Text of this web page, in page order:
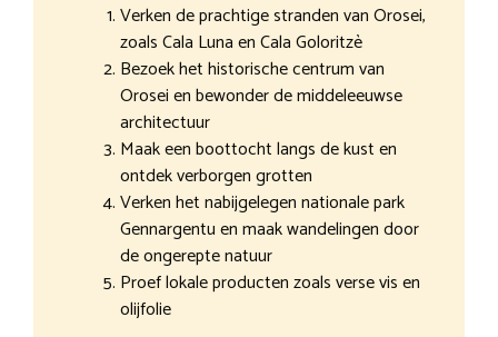
Verken de prachtige stranden van Orosei,
zoals Cala Luna en Cala Goloritzè
Bezoek het historische centrum van
Orosei en bewonder de middeleeuwse
architectuur
Maak een boottocht langs de kust en
ontdek verborgen grotten
Verken het nabijgelegen nationale park
Gennargentu en maak wandelingen door
de ongerepte natuur
Proef lokale producten zoals verse vis en
olijfolie